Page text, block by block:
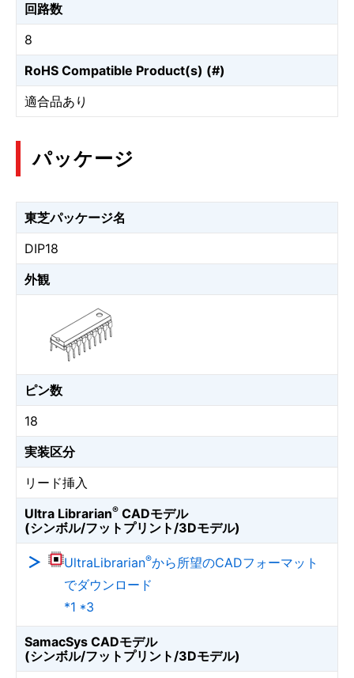
回路数
8
RoHS Compatible Product(s) (#)
適合品あり
パッケージ
東芝パッケージ名
DIP18
外観
ピン数
18
実装区分
リード挿入
Ultra Librarian® CADモデル
(シンボル/フットプリント/3Dモデル)
UltraLibrarian®から所望のCADフォーマット
でダウンロード
*1 *3
SamacSys CADモデル
(シンボル/フットプリント/3Dモデル)